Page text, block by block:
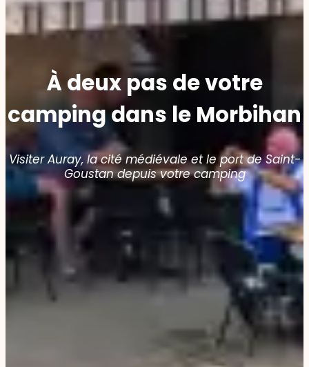
À deux pas de votre
camping dans le Morbihan
Visiter Auray, la cité médiévale et le port de Saint-
Goustan depuis votre camping